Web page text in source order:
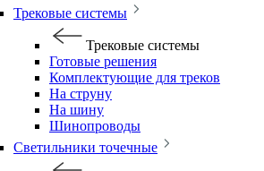
Трековые системы
Трековые системы
Готовые решения
Комплектующие для треков
На струну
На шину
Шинопроводы
Светильники точечные